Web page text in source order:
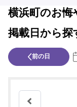
横浜町のお悔
掲載日から探
前の日